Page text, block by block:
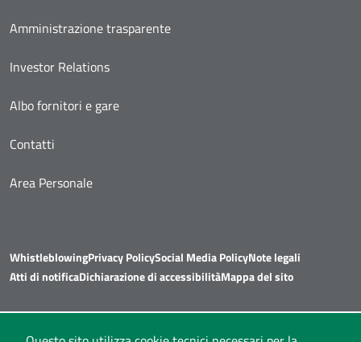
Amministrazione trasparente
Investor Relations
Albo fornitori e gare
Contatti
Area Personale
WhistleblowingPrivacy PolicySocial Media PolicyNote legali
Atti di notificaDichiarazione di accessibilitàMappa del sito